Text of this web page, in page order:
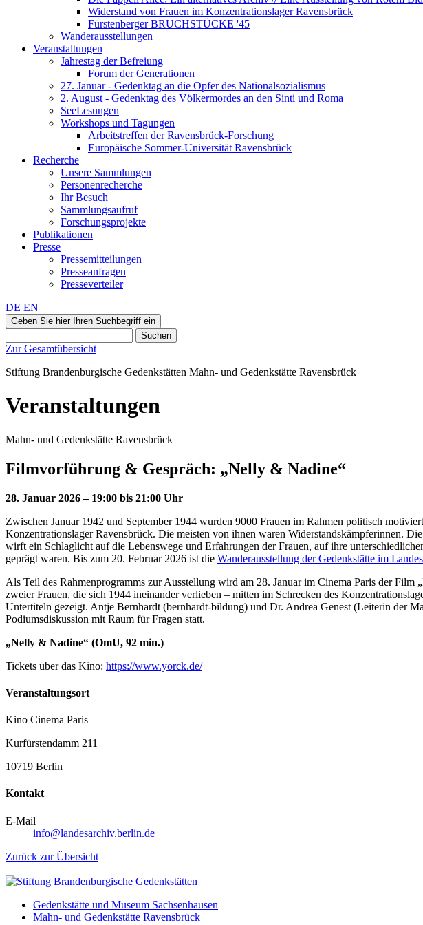
Widerstand von Frauen im Konzentrationslager Ravensbrück
Fürstenberger BRUCHSTÜCKE '45
Wanderausstellungen
Veranstaltungen
Jahrestag der Befreiung
Forum der Generationen
27. Januar - Gedenktag an die Opfer des Nationalsozialismus
2. August - Gedenktag des Völkermordes an den Sinti und Roma
SeeLesungen
Workshops und Tagungen
Arbeitstreffen der Ravensbrück-Forschung
Europäische Sommer-Universität Ravensbrück
Recherche
Unsere Sammlungen
Personenrecherche
Ihr Besuch
Sammlungsaufruf
Forschungsprojekte
Publikationen
Presse
Pressemitteilungen
Presseanfragen
Presseverteiler
DE EN
Geben Sie hier Ihren Suchbegriff ein
Suchen
Zur Gesamtübersicht
Stiftung Brandenburgische Gedenkstätten Mahn‑ und Gedenkstätte Ravensbrück
Veranstaltungen
Mahn- und Gedenkstätte Ravensbrück
Filmvorführung & Gespräch: „Nelly & Nadine“
28. Januar 2026 – 19:00 bis 21:00 Uhr
Zwischen Januar 1942 und September 1944 wurden 9000 Frauen im Rahmen politisch
Konzentrationslager Ravensbrück. Die meisten von ihnen waren Widerstandskämpferinnen.
wirft ein Schlaglicht auf die Lebenswege und Erfahrungen der Frauen, auf ihre
geprägt waren. Bis zum 20. Februar 2026 ist die Wanderausstellung der Gedenkstätte im
Als Teil des Rahmenprogramms zur Ausstellung wird am 28. Januar im Cinema Paris der
zweier Frauen, die sich 1944 ineinander verlieben – mitten im Schrecken des
Untertiteln gezeigt. Antje Bernhardt (bernhardt-bildung) und Dr. Andrea Genest (Leiterin der
Podiumsdiskussion mit Raum für Fragen statt.
„Nelly & Nadine“ (OmU, 92 min.)
Tickets über das Kino: https://www.yorck.de/
Veranstaltungsort
Kino Cinema Paris
Kurfürstendamm 211
10719 Berlin
Kontakt
E-Mail
info@landesarchiv.berlin.de
Zurück zur Übersicht
Gedenkstätte und Museum Sachsenhausen
Mahn- und Gedenkstätte Ravensbrück